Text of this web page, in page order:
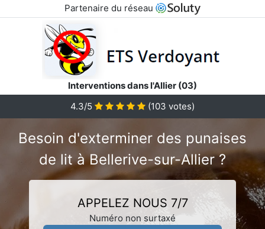
Partenaire du réseau
Interventions dans l'Allier (03)
4.3/5 (103 votes)
Besoin d'exterminer des punaises
de lit à Bellerive-sur-Allier ?
APPELEZ NOUS 7/7
Numéro non surtaxé